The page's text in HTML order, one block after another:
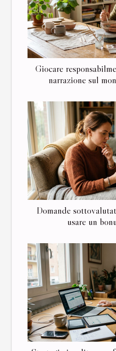
Giocare
narrazione sul
Domande
usare un